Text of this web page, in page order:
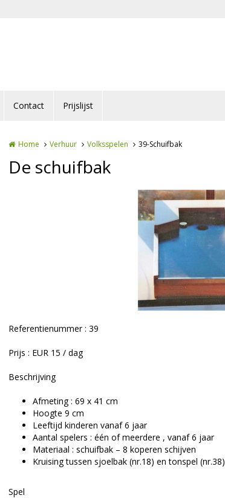
Contact Prijslijst
Home Verhuur Volksspelen 39-Schuifbak
De schuifbak
Referentienummer : 39
Prijs : EUR 15 / dag
Beschrijving
Afmeting : 69 x 41 cm
Hoogte 9 cm
Leeftijd kinderen vanaf 6 jaar
Aantal spelers : één of meerdere , vanaf 6 jaar
Materiaal : schuifbak – 8 koperen schijven
Kruising tussen sjoelbak (nr.18) en tonspel (nr.38)
Spel